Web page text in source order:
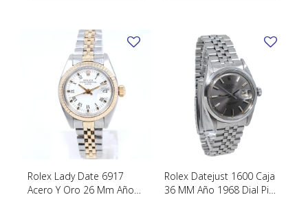
Rolex Lady Date 6917
Acero Y Oro 26 Mm Año
Rolex Datejust 1600 Caja
36 MM Año 1968 Dial Pie